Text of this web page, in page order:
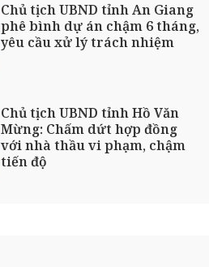
Chủ tịch UBND tỉnh An Giang
phê bình dự án chậm 6 tháng,
yêu cầu xử lý trách nhiệm
Chủ tịch UBND tỉnh Hồ Văn
Mừng: Chấm dứt hợp đồng
với nhà thầu vi phạm, chậm
tiến độ